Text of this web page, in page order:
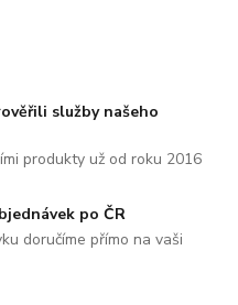
služby našeho
produkty už od roku 2016
po ČR
doručíme přímo na vaši